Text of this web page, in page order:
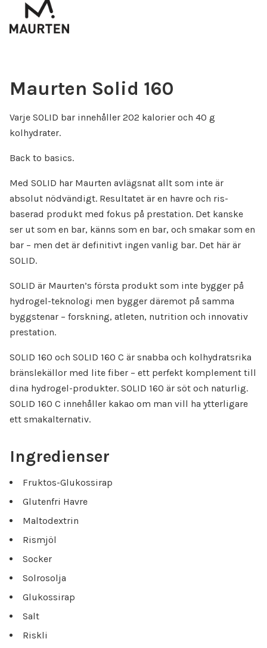
Maurten Solid 160
Varje SOLID bar innehåller 202 kalorier och 40 g
kolhydrater.
Back to basics.
Med SOLID har Maurten avlägsnat allt som inte är
absolut nödvändigt. Resultatet är en havre och ris-
baserad produkt med fokus på prestation. Det kanske
ser ut som en bar, känns som en bar, och smakar som en
bar – men det är definitivt ingen vanlig bar. Det här är
SOLID.
SOLID är Maurten’s första produkt som inte bygger på
hydrogel-teknologi men bygger däremot på samma
byggstenar – forskning, atleten, nutrition och innovativ
prestation.
SOLID 160 och SOLID 160 C är snabba och kolhydratsrika
bränslekällor med lite fiber – ett perfekt komplement till
dina hydrogel-produkter. SOLID 160 är söt och naturlig.
SOLID 160 C innehåller kakao om man vill ha ytterligare
ett smakalternativ.
Ingredienser
Fruktos-Glukossirap
Glutenfri Havre
Maltodextrin
Rismjöl
Socker
Solrosolja
Glukossirap
Salt
Riskli